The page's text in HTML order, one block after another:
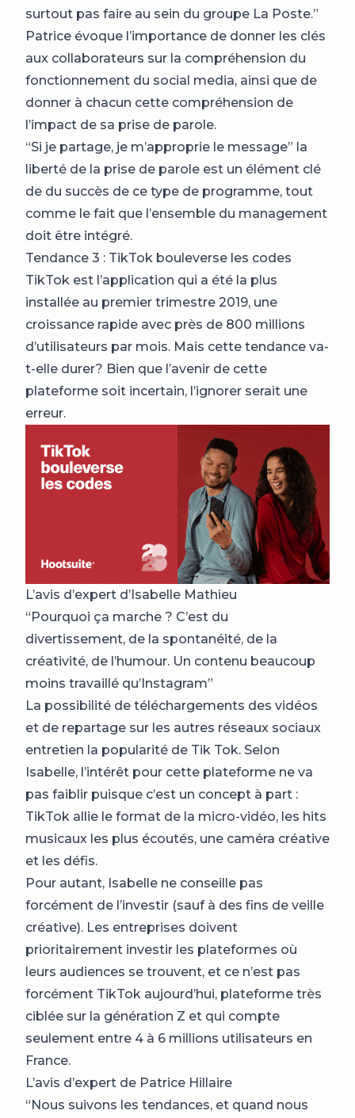
surtout pas faire au sein du groupe La Poste.”
Patrice évoque l’importance de donner les clés
aux collaborateurs sur la compréhension du
fonctionnement du social media, ainsi que de
donner à chacun cette compréhension de
l’impact de sa prise de parole.
“Si je partage, je m’approprie le message” la
liberté de la prise de parole est un élément clé
de du succès de ce type de programme, tout
comme le fait que l’ensemble du management
doit être intégré.
Tendance 3 : TikTok bouleverse les codes
TikTok est l’application qui a été la plus
installée au premier trimestre 2019, une
croissance rapide avec près de 800 millions
d’utilisateurs par mois. Mais cette tendance va-
t-elle durer? Bien que l’avenir de cette
plateforme soit incertain, l’ignorer serait une
erreur.
L’avis d’expert d’Isabelle Mathieu
“Pourquoi ça marche ? C’est du
divertissement, de la spontanéité, de la
créativité, de l’humour. Un contenu beaucoup
moins travaillé qu’Instagram”
La possibilité de téléchargements des vidéos
et de repartage sur les autres réseaux sociaux
entretien la popularité de Tik Tok. Selon
Isabelle, l’intérêt pour cette plateforme ne va
pas faiblir puisque c’est un concept à part :
TikTok allie le format de la micro-vidéo, les hits
musicaux les plus écoutés, une caméra créative
et les défis.
Pour autant, Isabelle ne conseille pas
forcément de l’investir (sauf à des fins de veille
créative). Les entreprises doivent
prioritairement investir les plateformes où
leurs audiences se trouvent, et ce n’est pas
forcément TikTok aujourd’hui, plateforme très
ciblée sur la génération Z et qui compte
seulement entre 4 à 6 millions utilisateurs en
France.
L’avis d’expert de Patrice Hillaire
“Nous suivons les tendances, et quand nous